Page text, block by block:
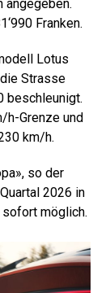
Franken.
Lotus
Strasse
beschleunigt.
h-Grenze und
km/h.
so der
2026 in
möglich.